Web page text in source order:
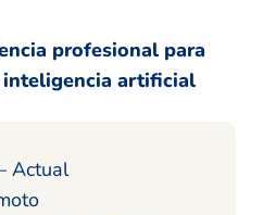
profesional para
inteligencia artificial
Actual